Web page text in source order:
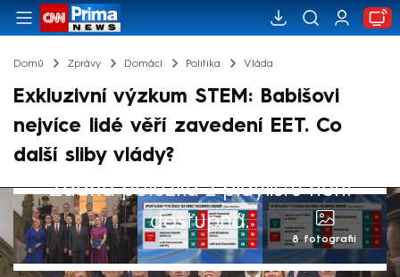
Domů Zprávy Domácí Politika Vláda
Exkluzivní výzkum STEM: Babišovi
nejvíce lidé věří zavedení EET. Co
další sliby vlády?
Žádná položka z playlistu není
dostupná.
8 fotografií